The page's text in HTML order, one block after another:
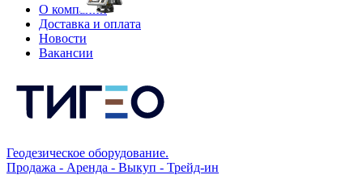
О компании
Доставка и оплата
Новости
Вакансии
Геодезическое оборудование.
Продажа - Аренда - Выкуп - Трейд-ин